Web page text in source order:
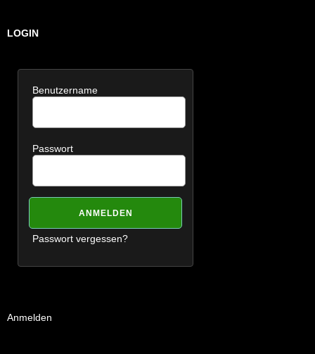
LOGIN
Benutzername
Passwort
Passwort vergessen?
Anmelden